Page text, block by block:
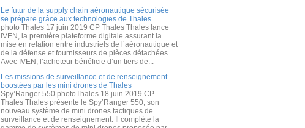
Le futur de la supply chain aéronautique sécurisée
se prépare grâce aux technologies de Thales
photo Thales 17 juin 2019 CP Thales Thales lance
IVEN, la première plateforme digitale assurant la
mise en relation entre industriels de l’aéronautique et
de la défense et fournisseurs de pièces détachées.
Avec IVEN, l’acheteur bénéficie d’un tiers de...
Les missions de surveillance et de renseignement
boostées par les mini drones de Thales
Spy’Ranger 550 photoThales 18 juin 2019 CP
Thales Thales présente le Spy’Ranger 550, son
nouveau système de mini drones tactiques de
surveillance et de renseignement. Il complète la